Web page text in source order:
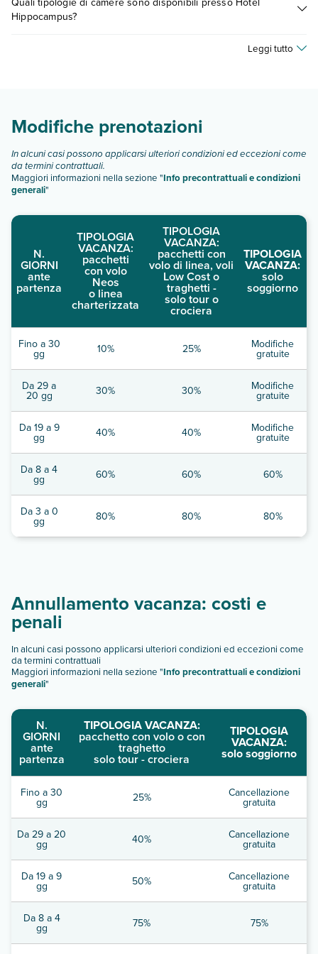
fattori (per es. date, condizioni dell'hotel, ecc). Per consultare i
prezzi, compila il motore di ricerca e scegli quando partire.
Hippocampus?
descrizione
Leggi tutto
Modifiche prenotazioni
In alcuni casi possono applicarsi ulteriori condizioni ed eccezioni come
da termini contrattuali.
Maggiori informazioni nella sezione "Info precontrattuali e condizioni
generali"
N.
GIORNI
ante
partenza
TIPOLOGIA
VACANZA:
pacchetti
con volo
Neos
o linea
charterizzata
TIPOLOGIA
VACANZA:
pacchetti con
volo di linea, voli
Low Cost o
traghetti -
solo tour o
crociera
TIPOLOGIA
VACANZA:
solo
soggiorno
Fino a 30
gg 10% 25% Modifiche
gratuite
Da 29 a
20 gg 30% 30% Modifiche
gratuite
Da 19 a 9
gg 40% 40% Modifiche
gratuite
Da 8 a 4
gg 60% 60% 60%
Da 3 a 0
gg 80% 80% 80%
Annullamento vacanza: costi e
penali
In alcuni casi possono applicarsi ulteriori condizioni ed eccezioni come
da termini contrattuali
Maggiori informazioni nella sezione "Info precontrattuali e condizioni
generali"
N.
GIORNI
ante
partenza
TIPOLOGIA VACANZA:
pacchetto con volo o con
traghetto
solo tour - crociera
TIPOLOGIA
VACANZA:
solo soggiorno
Fino a 30
gg 25% Cancellazione
gratuita
Da 29 a 20
gg 40% Cancellazione
gratuita
Da 19 a 9
gg 50% Cancellazione
gratuita
Da 8 a 4
gg 75% 75%